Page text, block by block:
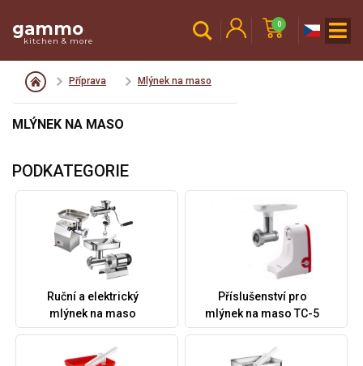
gammo
kitchen & more
0
Příprava Mlýnek na maso
MLÝNEK NA MASO
PODKATEGORIE
Ruční a elektrický
mlýnek na maso
Příslušenství pro
mlýnek na maso TC-5